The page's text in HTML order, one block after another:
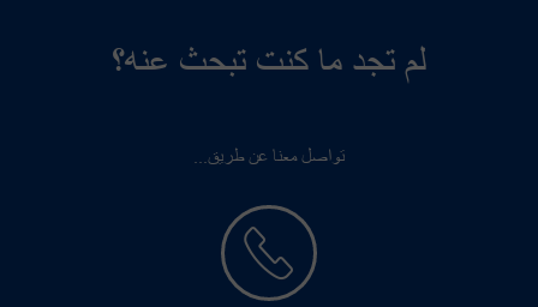
لم تجد ما كنت تبحث عنه؟
تواصل معنا عن طريق...